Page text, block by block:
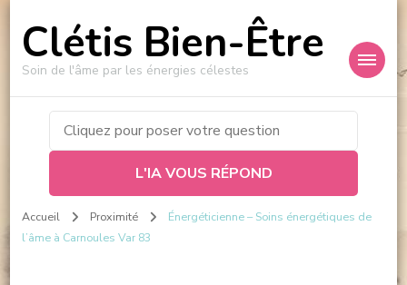
Clétis Bien-Être
Soin de l'âme par les énergies célestes
L'IA VOUS RÉPOND
Accueil Proximité
Énergéticienne – Soins énergétiques de
l’âme à Carnoules Var 83